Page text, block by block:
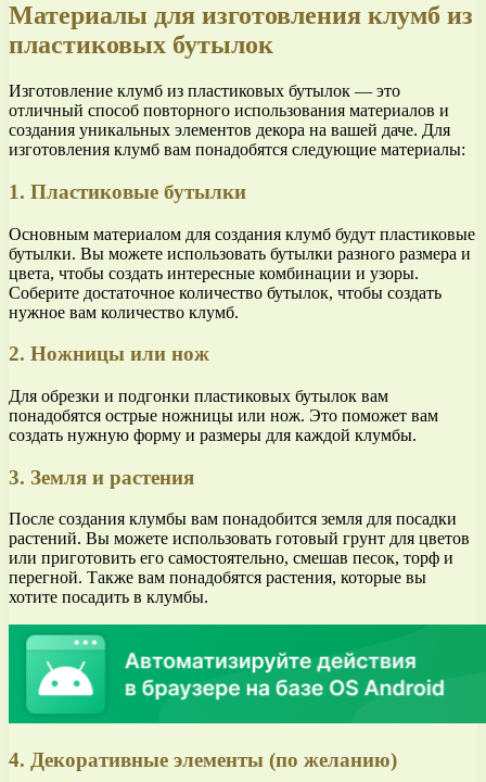
Материалы для изготовления клумб из
пластиковых бутылок
Изготовление клумб из пластиковых бутылок — это
отличный способ повторного использования материалов и
создания уникальных элементов декора на вашей даче. Для
изготовления клумб вам понадобятся следующие материалы:
1. Пластиковые бутылки
Основным материалом для создания клумб будут пластиковые
бутылки. Вы можете использовать бутылки разного размера и
цвета, чтобы создать интересные комбинации и узоры.
Соберите достаточное количество бутылок, чтобы создать
нужное вам количество клумб.
2. Ножницы или нож
Для обрезки и подгонки пластиковых бутылок вам
понадобятся острые ножницы или нож. Это поможет вам
создать нужную форму и размеры для каждой клумбы.
3. Земля и растения
После создания клумбы вам понадобится земля для посадки
растений. Вы можете использовать готовый грунт для цветов
или приготовить его самостоятельно, смешав песок, торф и
перегной. Также вам понадобятся растения, которые вы
хотите посадить в клумбы.
4. Декоративные элементы (по желанию)